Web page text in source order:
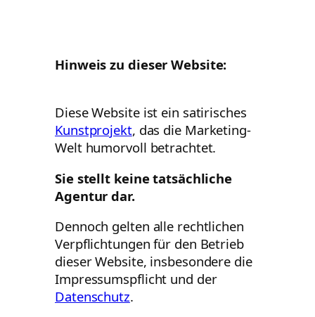
Hinweis zu dieser Website:
Diese Website ist ein satirisches
Kunstprojekt, das die Marketing-
Welt humorvoll betrachtet.
Sie stellt keine tatsächliche
Agentur dar.
Dennoch gelten alle rechtlichen
Verpflichtungen für den Betrieb
dieser Website, insbesondere die
Impressumspflicht und der
Datenschutz.